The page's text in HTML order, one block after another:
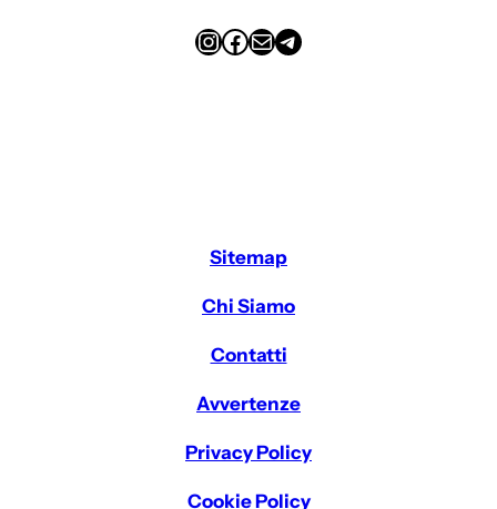
InstagramFacebook Email Telegram
Sitemap
Chi Siamo
Contatti
Avvertenze
Privacy Policy
Cookie Policy